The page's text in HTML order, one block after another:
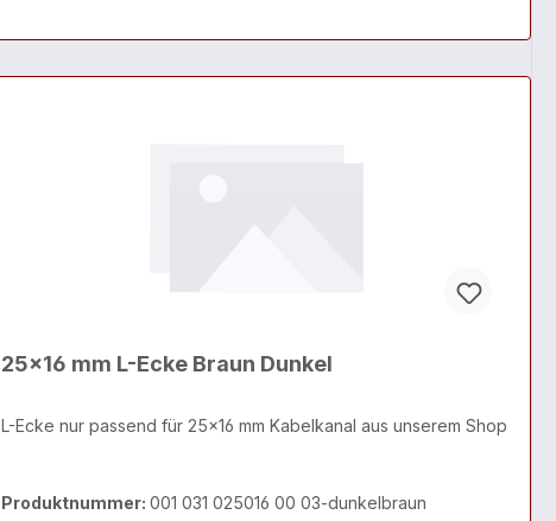
25x16 mm L-Ecke Braun Dunkel
L-Ecke nur passend für 25x16 mm Kabelkanal aus unserem Shop
Produktnummer: 001 031 025016 00 03-dunkelbraun